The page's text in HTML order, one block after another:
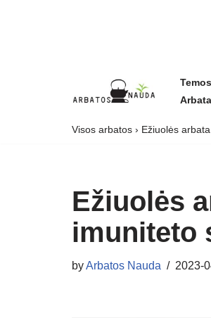
Temos
Visos arbatos › Ežiuolės
Ežiuolės
imuniteto
byArbatos Nauda 2023-